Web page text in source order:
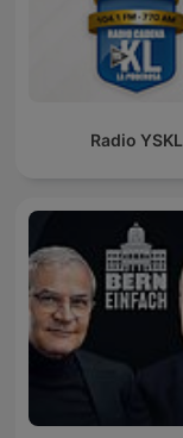
Radio YSKL